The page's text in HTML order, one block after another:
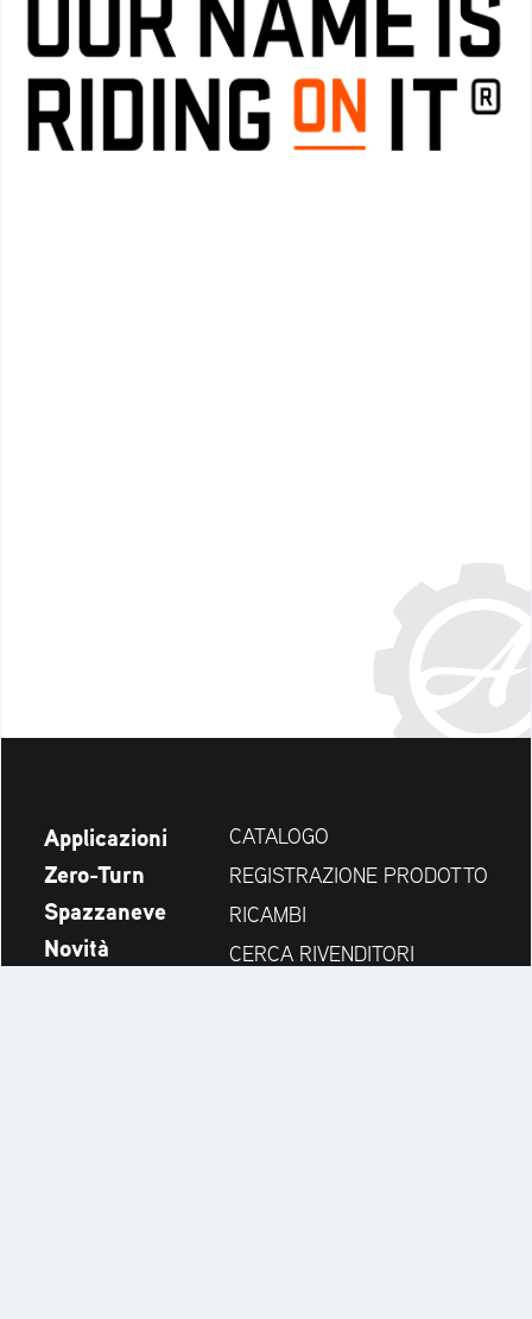
Applicazioni
Zero-Turn
Spazzaneve
Novità
CATALOGO
REGISTRAZIONE PRODOTTO
RICAMBI
CERCA RIVENDITORI